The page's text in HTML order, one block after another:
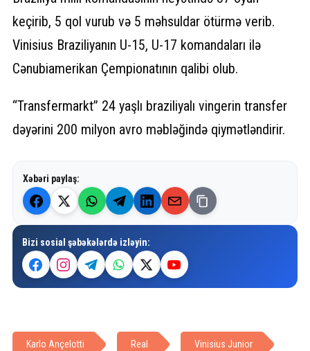
keçirib, 5 qol vurub və 5 məhsuldar ötürmə verib.
Vinisius Braziliyanın U-15, U-17 komandaları ilə
Cənubiamerikan Çempionatının qalibi olub.
“Transfermarkt” 24 yaşlı braziliyalı vingerin transfer
dəyərini 200 milyon avro məbləğində qiymətləndirir.
Xəbəri paylaş:
Bizi sosial şəbəkələrdə izləyin:
Karlo Ançelotti Real Vinisius Junior